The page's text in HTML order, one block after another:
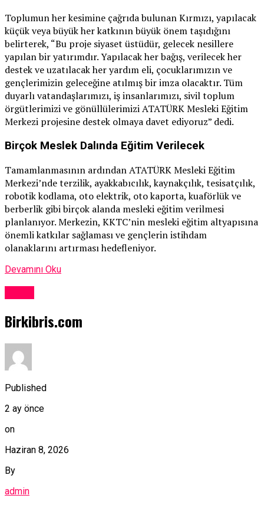
Toplumun her kesimine çağrıda bulunan Kırmızı, yapılacak
küçük veya büyük her katkının büyük önem taşıdığını
belirterek, “Bu proje siyaset üstüdür, gelecek nesillere
yapılan bir yatırımdır. Yapılacak her bağış, verilecek her
destek ve uzatılacak her yardım eli, çocuklarımızın ve
gençlerimizin geleceğine atılmış bir imza olacaktır. Tüm
duyarlı vatandaşlarımızı, iş insanlarımızı, sivil toplum
örgütlerimizi ve gönüllülerimizi ATATÜRK Mesleki Eğitim
Merkezi projesine destek olmaya davet ediyoruz” dedi.
Birçok Meslek Dalında Eğitim Verilecek
Tamamlanmasının ardından ATATÜRK Mesleki Eğitim
Merkezi’nde terzilik, ayakkabıcılık, kaynakçılık, tesisatçılık,
robotik kodlama, oto elektrik, oto kaporta, kuaförlük ve
berberlik gibi birçok alanda mesleki eğitim verilmesi
planlanıyor. Merkezin, KKTC’nin mesleki eğitim altyapısına
önemli katkılar sağlaması ve gençlerin istihdam
olanaklarını artırması hedefleniyor.
Devamını Oku
Birkibris.com
Published
2 ay önce
on
Haziran 8, 2026
By
admin